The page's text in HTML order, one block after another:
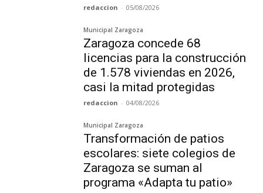
redaccion - 05/08/2026
Municipal Zaragoza
Zaragoza concede 68
licencias para la construcción
de 1.578 viviendas en 2026,
casi la mitad protegidas
redaccion - 04/08/2026
Municipal Zaragoza
Transformación de patios
escolares: siete colegios de
Zaragoza se suman al
programa «Adapta tu patio»